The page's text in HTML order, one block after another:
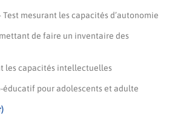
Test mesurant les capacités d’autonomie
de faire un inventaire des
les capacités intellectuelles
éducatif pour adolescents et adulte